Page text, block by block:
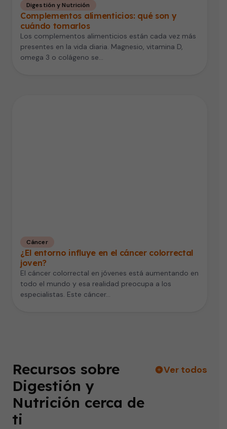
Digestión y Nutrición
Complementos alimenticios: qué son y
cuándo tomarlos
Los complementos alimenticios están cada vez más
presentes en la vida diaria. Magnesio, vitamina D,
omega 3 o colágeno se…
Cáncer
¿El entorno influye en el cáncer colorrectal
joven?
El cáncer colorrectal en jóvenes está aumentando en
todo el mundo y esa realidad preocupa a los
especialistas. Este cáncer…
Recursos sobre
Digestión y
Nutrición cerca de
ti
Ver todos